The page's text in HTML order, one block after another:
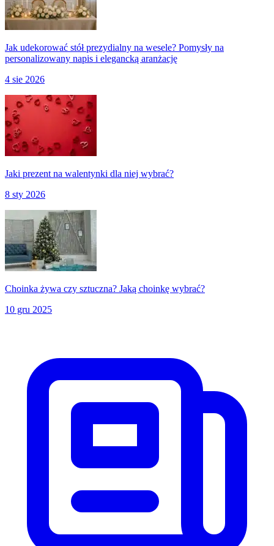
Jak udekorować stół prezydialny na wesele? Pomysły na
personalizowany napis i elegancką aranżację
4 sie 2026
Jaki prezent na walentynki dla niej wybrać?
8 sty 2026
Choinka żywa czy sztuczna? Jaką choinkę wybrać?
10 gru 2025